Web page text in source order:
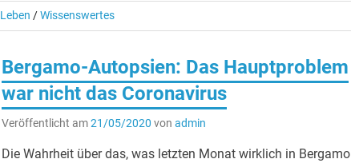
Leben /Wissenswertes
Bergamo-Autopsien: Das Hauptproblem
war nicht das Coronavirus
Veröffentlicht am21/05/2020 vonadmin
Die Wahrheit über das, was letzten Monat wirklich in Bergamo